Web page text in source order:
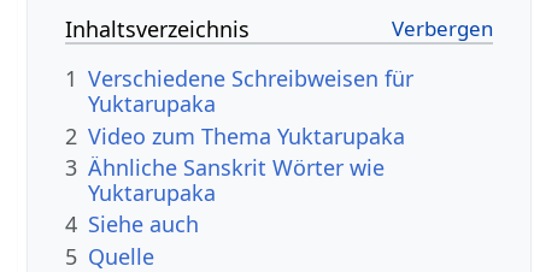
Inhaltsverzeichnis
1 Verschiedene Schreibweisen für
Yuktarupaka
2 Video zum Thema Yuktarupaka
3 Ähnliche Sanskrit Wörter wie
Yuktarupaka
4 Siehe auch
5 Quelle